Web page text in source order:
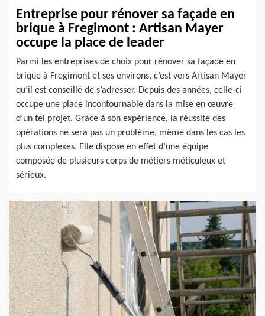
Entreprise pour rénover sa façade en
brique à Fregimont : Artisan Mayer
occupe la place de leader
Parmi les entreprises de choix pour rénover sa façade en
brique à Fregimont et ses environs, c’est vers Artisan Mayer
qu’il est conseillé de s’adresser. Depuis des années, celle-ci
occupe une place incontournable dans la mise en œuvre
d’un tel projet. Grâce à son expérience, la réussite des
opérations ne sera pas un problème, même dans les cas les
plus complexes. Elle dispose en effet d’une équipe
composée de plusieurs corps de métiers méticuleux et
sérieux.